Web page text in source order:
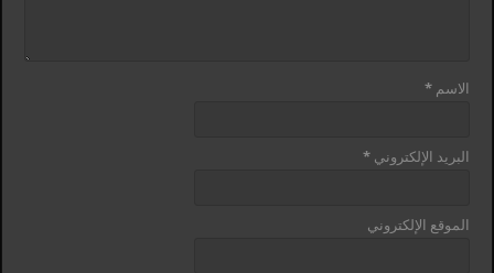
الاسم*
البريد الإلكتروني*
الموقع الإلكتروني